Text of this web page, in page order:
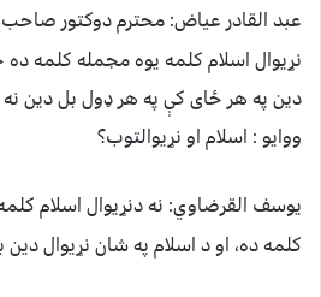
عبد القادر عياض:محترم دوکتور
نړیوال اسلام کلمه یوه مجمله کلمه ده
دین په هر ځای کې په هر ډول بل دین
ووایو : اسلام او نړیوالتوب؟
يوسف القرضاوي: نه دنړیوال اسلام
کلمه ده، او د اسلام په شان نړیوال